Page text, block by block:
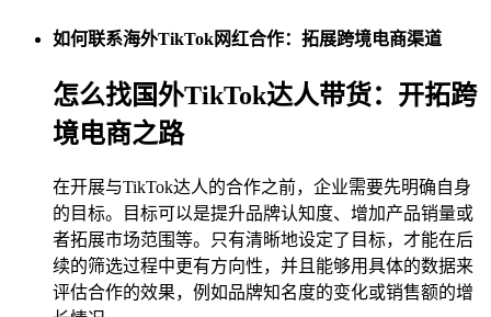
如何联系海外TikTok网红合作：拓展跨境电商渠道
怎么找国外TikTok达人带货：开拓跨
境电商之路
在开展与TikTok达人的合作之前，企业需要先明确自身
的目标。目标可以是提升品牌认知度、增加产品销量或
者拓展市场范围等。只有清晰地设定了目标，才能在后
续的筛选过程中更有方向性，并且能够用具体的数据来
评估合作的效果，例如品牌知名度的变化或销售额的增